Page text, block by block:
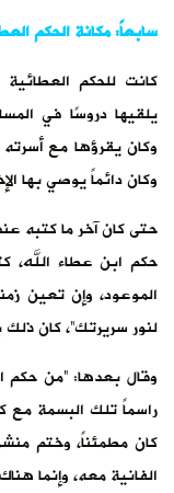
سابعاً: مكانة الحكم
كانت للحكم
يلقيها دروسًا في
وكان يقرؤها مع
وكان دائماً يوصي بها
حتى كان آخر ما كتبه
حكم ابن عطاء الله،
الموعود، وإن تعين
لنور سريرتك”، كان ذلك بتاريخ 30
وقال بعدها: “من حكم
راسماً تلك البسمة مع
كان مطمئناً، وختم
الفانية معه، وإنما